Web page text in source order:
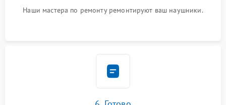
Наши мастера по ремонту ремонтируют ваш наушники.